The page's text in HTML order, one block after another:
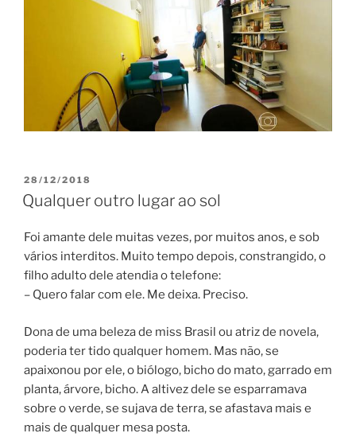
POSTED
ON
28/12/2018
Qualquer outro lugar ao sol
Foi amante dele muitas vezes, por muitos anos, e sob
vários interditos. Muito tempo depois, constrangido, o
filho adulto dele atendia o telefone:
– Quero falar com ele. Me deixa. Preciso.
Dona de uma beleza de miss Brasil ou atriz de novela,
poderia ter tido qualquer homem. Mas não, se
apaixonou por ele, o biólogo, bicho do mato, garrado em
planta, árvore, bicho. A altivez dele se esparramava
sobre o verde, se sujava de terra, se afastava mais e
mais de qualquer mesa posta.